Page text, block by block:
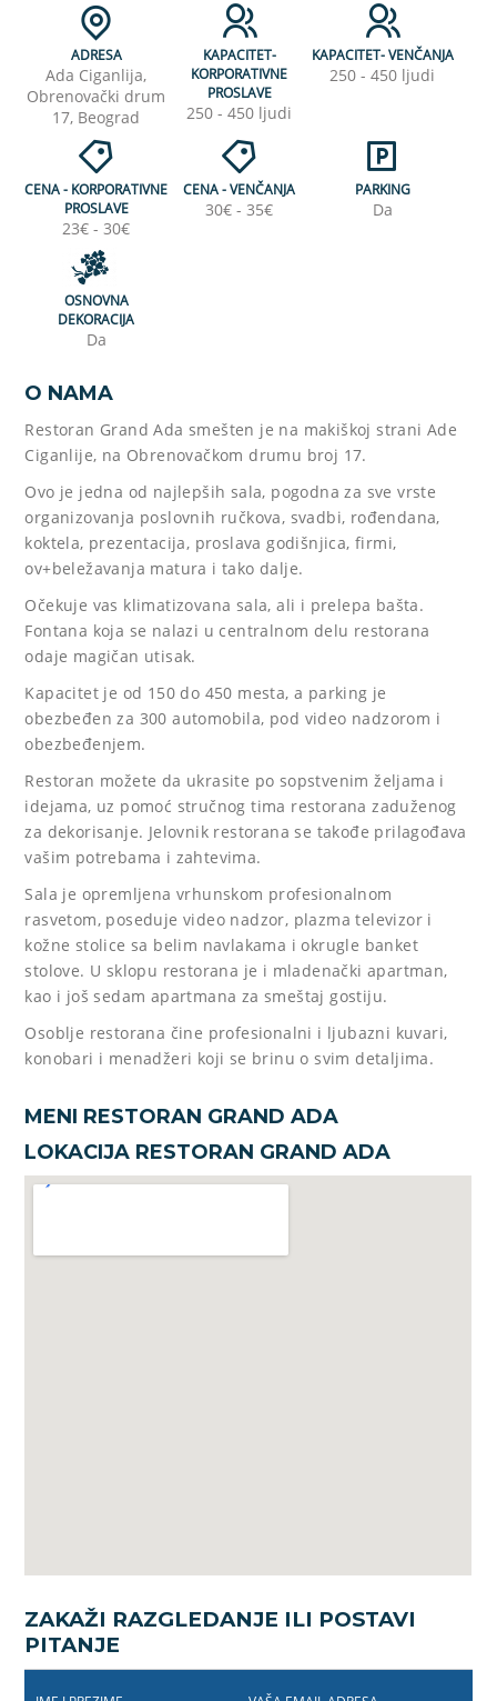
ADRESA
Ada Ciganlija,
Obrenovački drum
17, Beograd
KAPACITET-
KORPORATIVNE
PROSLAVE
250 - 450 ljudi
KAPACITET- VENČANJA
250 - 450 ljudi
CENA - KORPORATIVNE
PROSLAVE
23€ - 30€
CENA - VENČANJA
30€ - 35€
PARKING
Da
OSNOVNA
DEKORACIJA
Da
O NAMA
Restoran Grand Ada smešten je na makiškoj strani Ade
Ciganlije, na Obrenovačkom drumu broj 17.
Ovo je jedna od najlepših sala, pogodna za sve vrste
organizovanja poslovnih ručkova, svadbi, rođendana,
koktela, prezentacija, proslava godišnjica, firmi,
ov+beležavanja matura i tako dalje.
Očekuje vas klimatizovana sala, ali i prelepa bašta.
Fontana koja se nalazi u centralnom delu restorana
odaje magičan utisak.
Kapacitet je od 150 do 450 mesta, a parking je
obezbeđen za 300 automobila, pod video nadzorom i
obezbeđenjem.
Restoran možete da ukrasite po sopstvenim željama i
idejama, uz pomoć stručnog tima restorana zaduženog
za dekorisanje. Jelovnik restorana se takođe prilagođava
vašim potrebama i zahtevima.
Sala je opremljena vrhunskom profesionalnom
rasvetom, poseduje video nadzor, plazma televizor i
kožne stolice sa belim navlakama i okrugle banket
stolove. U sklopu restorana je i mladenački apartman,
kao i još sedam apartmana za smeštaj gostiju.
Osoblje restorana čine profesionalni i ljubazni kuvari,
konobari i menadžeri koji se brinu o svim detaljima.
MENI RESTORAN GRAND ADA
LOKACIJA RESTORAN GRAND ADA
ZAKAŽI RAZGLEDANJE ILI POSTAVI
PITANJE